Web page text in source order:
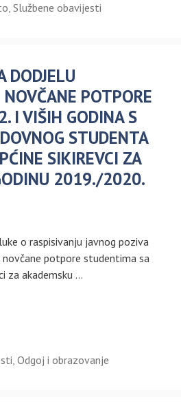
, Službene obavijesti
DODJELU
POTPORE
I VIŠIH GODINA S
STUDENTA
SIKIREVCI ZA
2019./2020.
o raspisivanju javnog poziva
potpore studentima sa
za akademsku …
, Odgoj i obrazovanje